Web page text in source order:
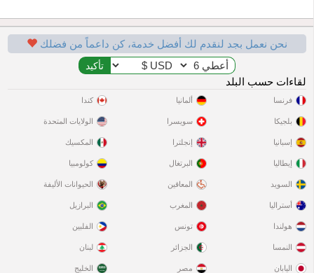
نحن نعمل بجد لنقدم لك أفضل خدمة، كن داعماً من فضلك
لقاءات حسب البلد
فرنسا
بلجيكا
إسبانيا
إيطاليا
السويد
ألمانيا
سويسرا
إنجلترا
البرتغال
المعاقين
كندا
الولايات المتحدة
المكسيك
كولومبيا
الحيوانات الأليفة
أستراليا
هولندا
النمسا
اليابان
المغرب
تونس
الجزائر
مصر
البرازيل
الفلبين
لبنان
الخليج